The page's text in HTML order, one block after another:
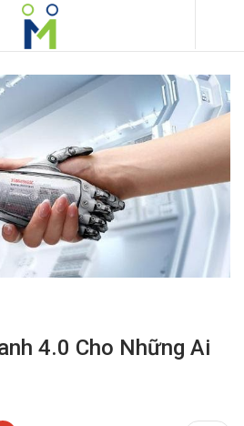
4.0 Cho Những Ai